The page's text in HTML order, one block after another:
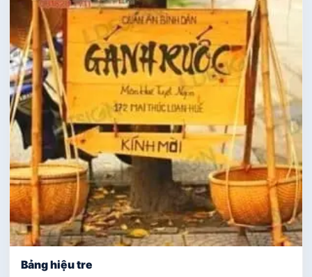
Bảng hiệu tre